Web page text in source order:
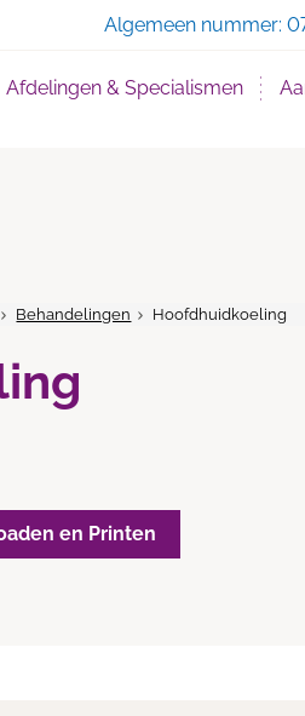
Algemeen nummer:
Afdelingen & Specialismen
Behandelingen Hoofdhuidkoeling
en Printen